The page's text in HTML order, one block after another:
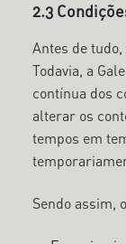
2.3
Antes de
Todavia, a
contínua dos
alterar os
tempos em
Sendo assim,